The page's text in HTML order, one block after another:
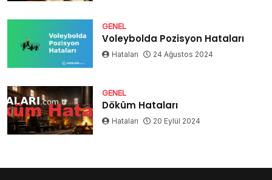
GENEL
Voleybolda Pozisyon Hataları
Hataları 24 Ağustos 2024
GENEL
Döküm Hataları
Hataları 20 Eylül 2024